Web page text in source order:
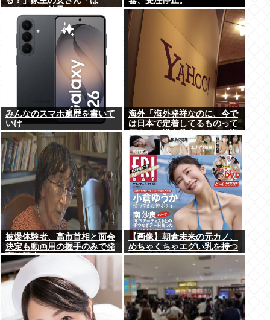
みんなのスマホ遍歴を書いて
いけ
海外「海外発祥なのに、今で
は日本で定着してるものって
何？その逆も教えて！」（海
外の反応）
被爆体験者、高市首相と面会
決定も動画用の握手のみで発
言は禁止www
【画像】朝倉未来の元カノ、
めちゃくちゃエグい乳を持つ